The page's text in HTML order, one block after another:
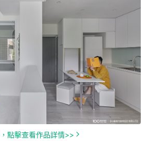
點擊查看作品詳情>>